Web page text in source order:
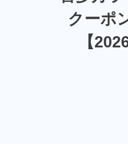
クーポ
【